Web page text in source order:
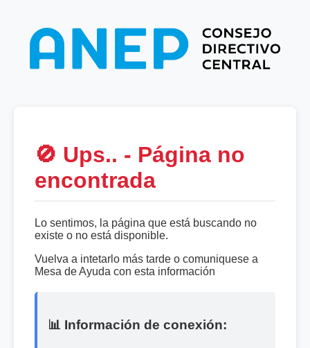
🚫 Ups.. - Página no
encontrada
Lo sentimos, la página que está buscando no
existe o no está disponible.
Vuelva a intetarlo más tarde o comuniquese a
Mesa de Ayuda con esta información
📊 Información de conexión: